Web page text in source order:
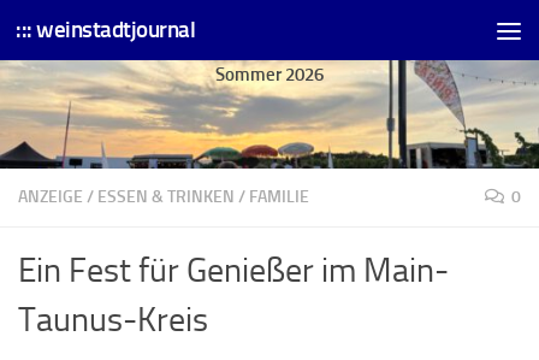
Skip to content
::: weinstadtjournal
Sommer 2026
ANZEIGE / ESSEN & TRINKEN / FAMILIE 0
Ein Fest für Genießer im Main-
Taunus-Kreis